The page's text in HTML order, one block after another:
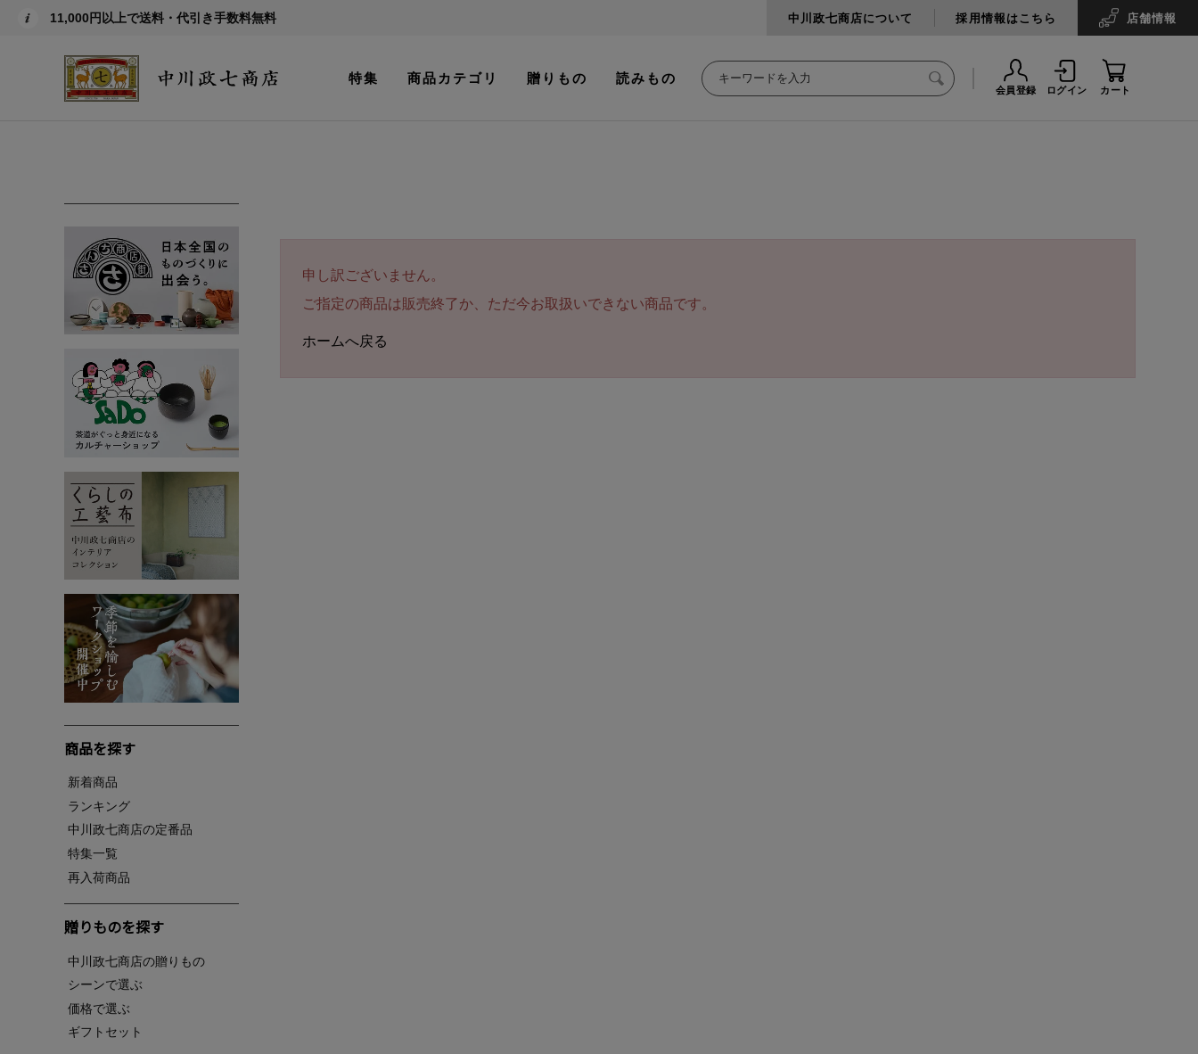
11,000円以上で送料・代引き手数料無料 中川政七商店について 採用情報はこちら 店舗情報
特集 商品カテゴリ 贈りもの 読みもの
会員登録 ログイン カート
商品を探す
新着商品
ランキング
中川政七商店の定番品
特集一覧
再入荷商品
贈りものを探す
中川政七商店の贈りもの
シーンで選ぶ
価格で選ぶ
ギフトセット
申し訳ございません。
ご指定の商品は販売終了か、ただ今お取扱いできない商品です。
ホームへ戻る